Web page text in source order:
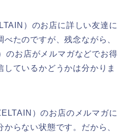
）のお店に詳しい友達に
たのですが、残念ながら、
のお店がメルマガなどでお得
しているかどうかは分かりま
）のお店のメルマガに
らない状態です。だから、